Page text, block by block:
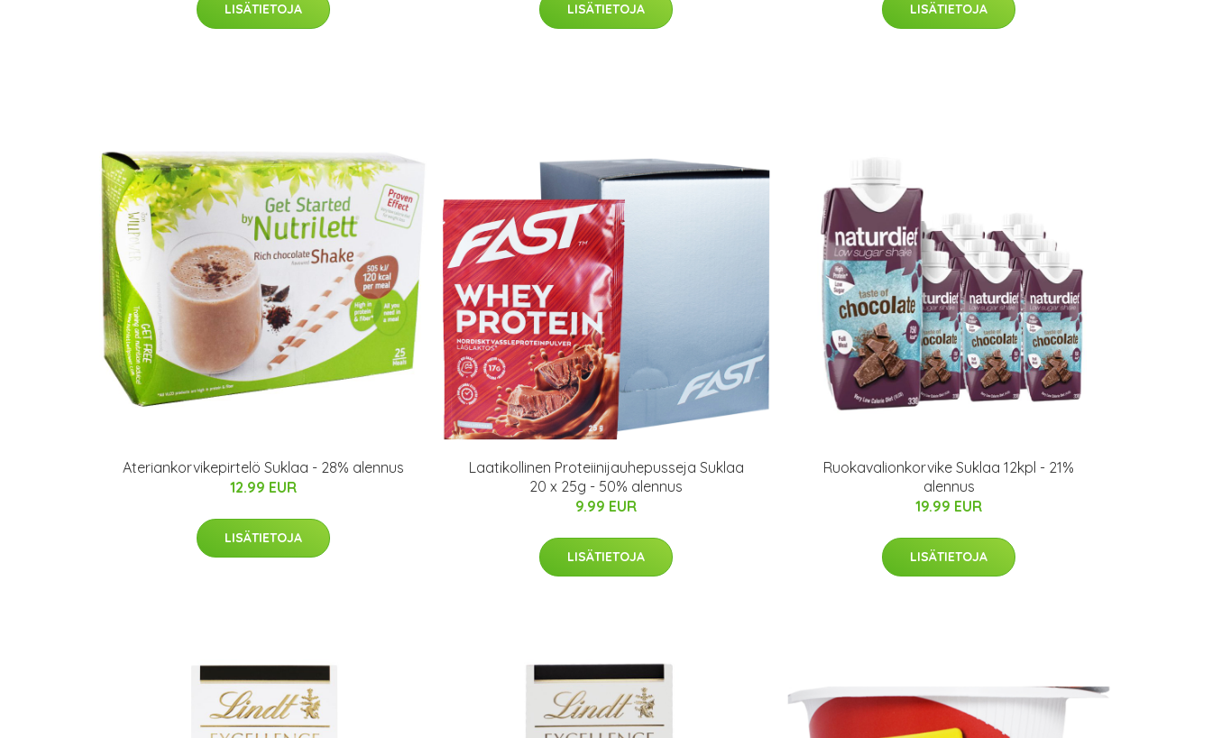
LISÄTIETOJA LISÄTIETOJA LISÄTIETOJA
Ateriankorvikepirtelö Suklaa - 28% alennus
12.99 EUR
LISÄTIETOJA
Laatikollinen Proteiinijauhepusseja Suklaa
20 x 25g - 50% alennus
9.99 EUR
LISÄTIETOJA
Ruokavalionkorvike Suklaa 12kpl - 21%
alennus
19.99 EUR
LISÄTIETOJA